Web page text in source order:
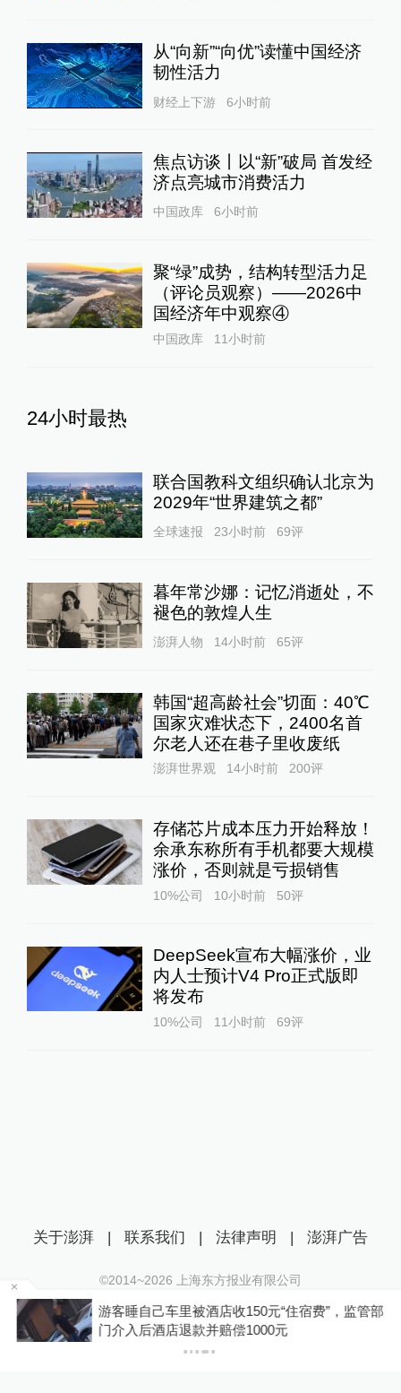
从“向新”“向优”读懂中国经济
韧性活力
财经上下游 6小时前
焦点访谈丨以“新”破局 首发经
济点亮城市消费活力
中国政库 6小时前
聚“绿”成势，结构转型活力足
（评论员观察）——2026中
国经济年中观察④
中国政库 11小时前
24小时最热
联合国教科文组织确认北京为
2029年“世界建筑之都”
全球速报 23小时前 69评
暮年常沙娜：记忆消逝处，不
褪色的敦煌人生
澎湃人物 14小时前 65评
韩国“超高龄社会”切面：40℃
国家灾难状态下，2400名首
尔老人还在巷子里收废纸
澎湃世界观 14小时前 200评
存储芯片成本压力开始释放！
余承东称所有手机都要大规模
涨价，否则就是亏损销售
10%公司 10小时前 50评
DeepSeek宣布大幅涨价，业
内人士预计V4 Pro正式版即
将发布
10%公司 11小时前 69评
游客睡自己车里被酒店收150元“住宿费”，监管部
门介入后酒店退款并赔偿1000元
关于澎湃 | 联系我们 | 法律声明 | 澎湃广告
©2014~2026 上海东方报业有限公司
沪ICP证：沪B2-20170116 | 沪ICP备14003370号
互联网新闻信息服务许可证：31120170006
沪公网安备 31010602000299号